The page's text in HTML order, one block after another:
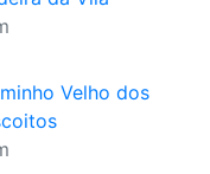
Velho dos